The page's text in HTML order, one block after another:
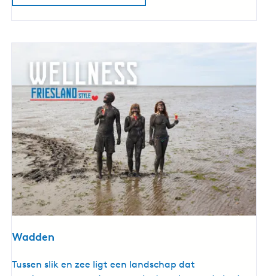
b
e
Wadden
W
Tussen slik en zee ligt een landschap dat